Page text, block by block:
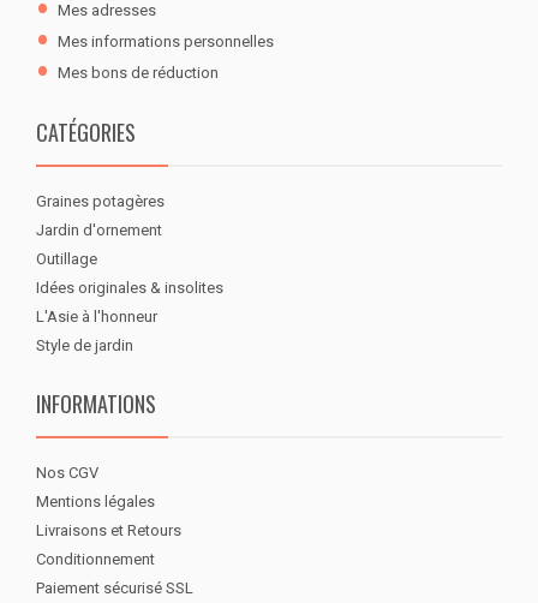
Mes adresses
Mes informations personnelles
Mes bons de réduction
CATÉGORIES
Graines potagères
Jardin d'ornement
Outillage
Idées originales & insolites
L'Asie à l'honneur
Style de jardin
INFORMATIONS
Nos CGV
Mentions légales
Livraisons et Retours
Conditionnement
Paiement sécurisé SSL